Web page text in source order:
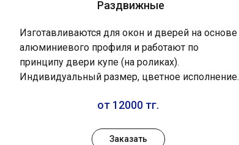
Раздвижные
Изготавливаются для окон и дверей на основе
алюминиевого профиля и работают по
принципу двери купе (на роликах).
Индивидуальный размер, цветное исполнение.
от 12000 тг.
Заказать